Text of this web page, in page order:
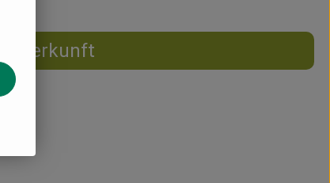
Herkunft